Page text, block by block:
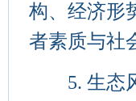
构、经济形
者素质与社
5. 生态风